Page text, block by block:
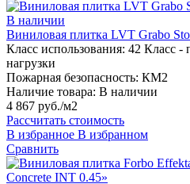
В наличии
Виниловая плитка LVT Grabo
Класс использования: 42 Класс
нагрузки
Пожарная безопасность: КМ2
Наличие товара: В наличии
4 867 руб./м2
Рассчитать стоимость
В избранное В избранном
Сравнить